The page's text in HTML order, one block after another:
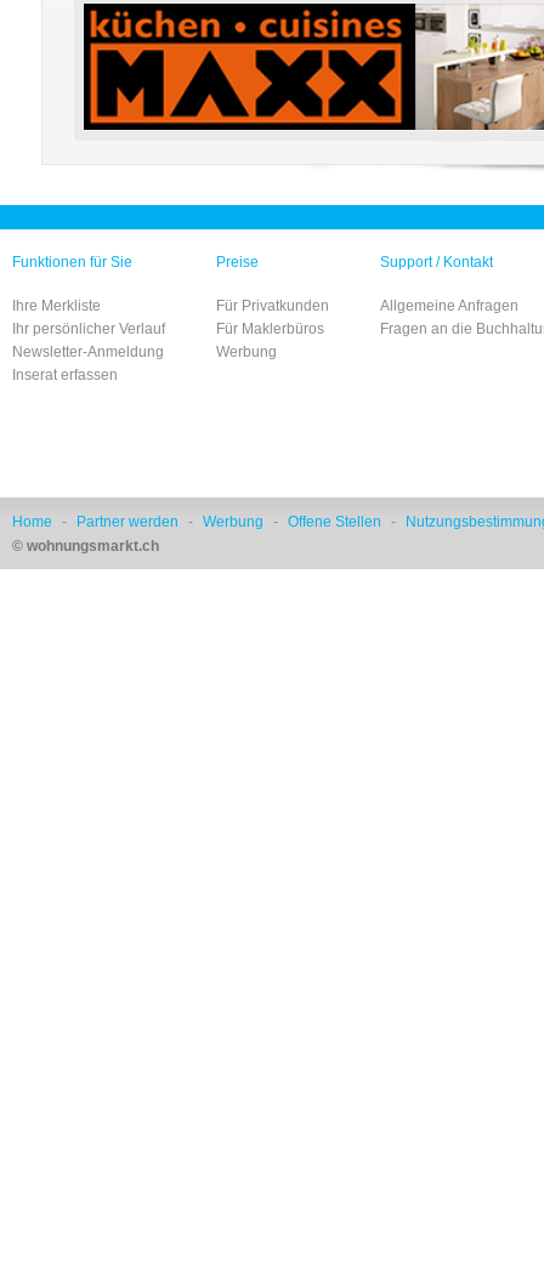
Funktionen für Sie
Ihre Merkliste
Ihr persönlicher Verlauf
Newsletter-Anmeldung
Inserat erfassen
Preise
Für Privatkunden
Für Maklerbüros
Werbung
Support / Kontakt
Allgemeine Anfragen
Fragen an die
Home - Partner werden - Werbung - Offene Stellen -
© wohnungsmarkt.ch